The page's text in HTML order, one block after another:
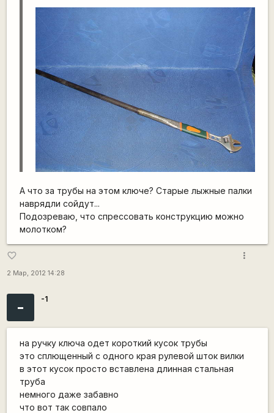
А что за трубы на этом ключе? Старые лыжные палки
наврядли сойдут...
Подозреваю, что спрессовать конструкцию можно
молотком?
favorite_border
2 Мар, 2012 14:28
more_vert
- -1
на ручку ключа одет короткий кусок трубы
это сплющенный с одного края рулевой шток вилки
в этот кусок просто вставлена длинная стальная
труба
немного даже забавно
что вот так совпало